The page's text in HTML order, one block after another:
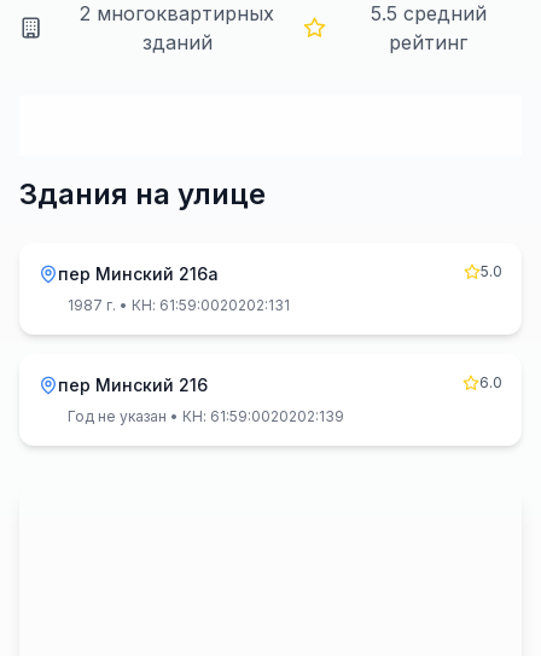
2 многоквартирных
зданий
5.5 средний
рейтинг
Здания на улице
пер Минский 216а
5.0
1987 г. • КН: 61:59:0020202:131
пер Минский 216
6.0
Год не указан • КН: 61:59:0020202:139